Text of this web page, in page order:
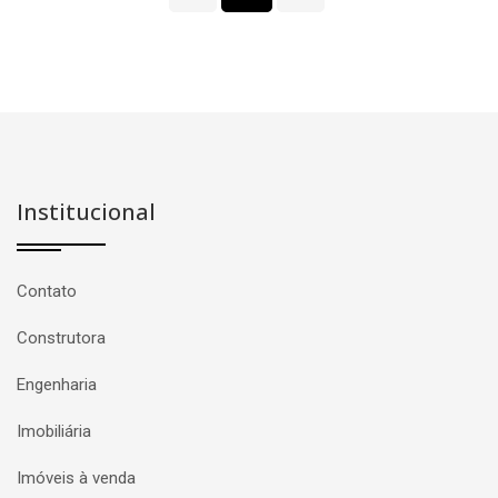
Institucional
Contato
Construtora
Engenharia
Imobiliária
Imóveis à venda